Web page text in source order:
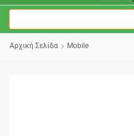
Αρχική Σελίδα Mobile